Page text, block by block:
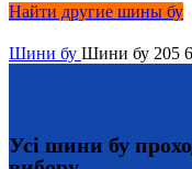
Найти другие шины бу
Шини бу Шини бу 205
Усі шини бу